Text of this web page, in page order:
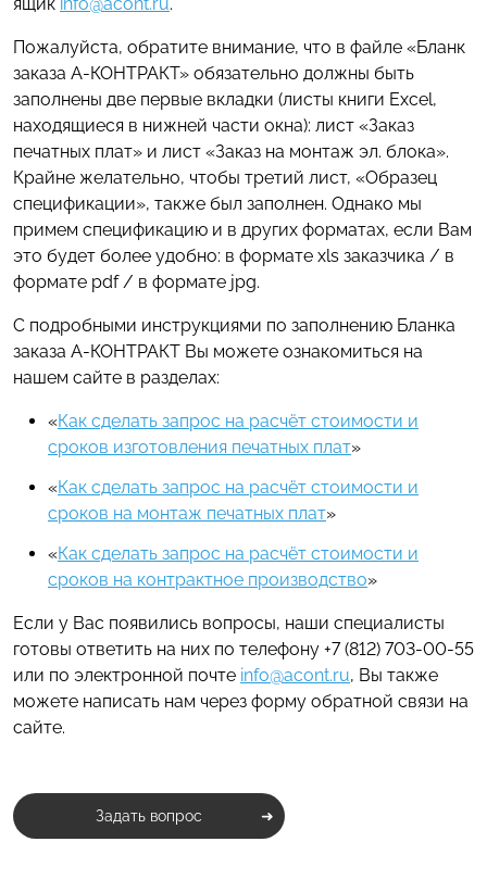
ящик info@acont.ru.
Пожалуйста, обратите внимание, что в файле «Бланк
заказа А-КОНТРАКТ» обязательно должны быть
заполнены две первые вкладки (листы книги Excel,
находящиеся в нижней части окна): лист «Заказ
печатных плат» и лист «Заказ на монтаж эл. блока».
Крайне желательно, чтобы третий лист, «Образец
спецификации», также был заполнен. Однако мы
примем спецификацию и в других форматах, если Вам
это будет более удобно: в формате xls заказчика / в
формате pdf / в формате jpg.
С подробными инструкциями по заполнению Бланка
заказа А-КОНТРАКТ Вы можете ознакомиться на
нашем сайте в разделах:
«Как сделать запрос на расчёт стоимости и
сроков изготовления печатных плат»
«Как сделать запрос на расчёт стоимости и
сроков на монтаж печатных плат»
«Как сделать запрос на расчёт стоимости и
сроков на контрактное производство»
Если у Вас появились вопросы, наши специалисты
готовы ответить на них по телефону +7 (812) 703-00-55
или по электронной почте info@acont.ru, Вы также
можете написать нам через форму обратной связи на
сайте.
Задать вопрос